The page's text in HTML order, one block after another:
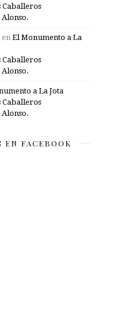
Caballeros
en El Monumento a La
Caballeros
a La Jota
Caballeros
EN FACEBOOK